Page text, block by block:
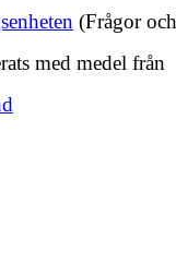
(Frågor
med medel från